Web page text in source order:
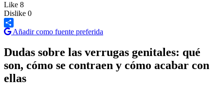
Like 8
Dislike 0
Share
Añadir como fuente preferida
Dudas sobre las verrugas genitales: qué
son, cómo se contraen y cómo acabar con
ellas